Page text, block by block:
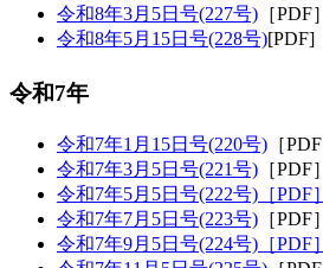
令和8年3月5日号(227号) ［PDF］
令和8年5月15日号(228号)[PDF]
令和7年
令和7年1月15日号(220号) ［PDF
令和7年3月5日号(221号) ［PDF］
令和7年5月5日号(222号)［PDF］
令和7年7月5日号(223号) ［PDF］
令和7年9月5日号(224号)［PDF］